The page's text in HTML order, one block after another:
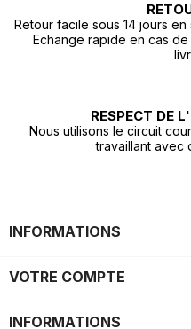
Retour facile sous 14 jours
Echange rapide en cas
RESPECT DE
Nous utilisons le circuit
travaillant avec
INFORMATIONS
VOTRE COMPTE
INFORMATIONS